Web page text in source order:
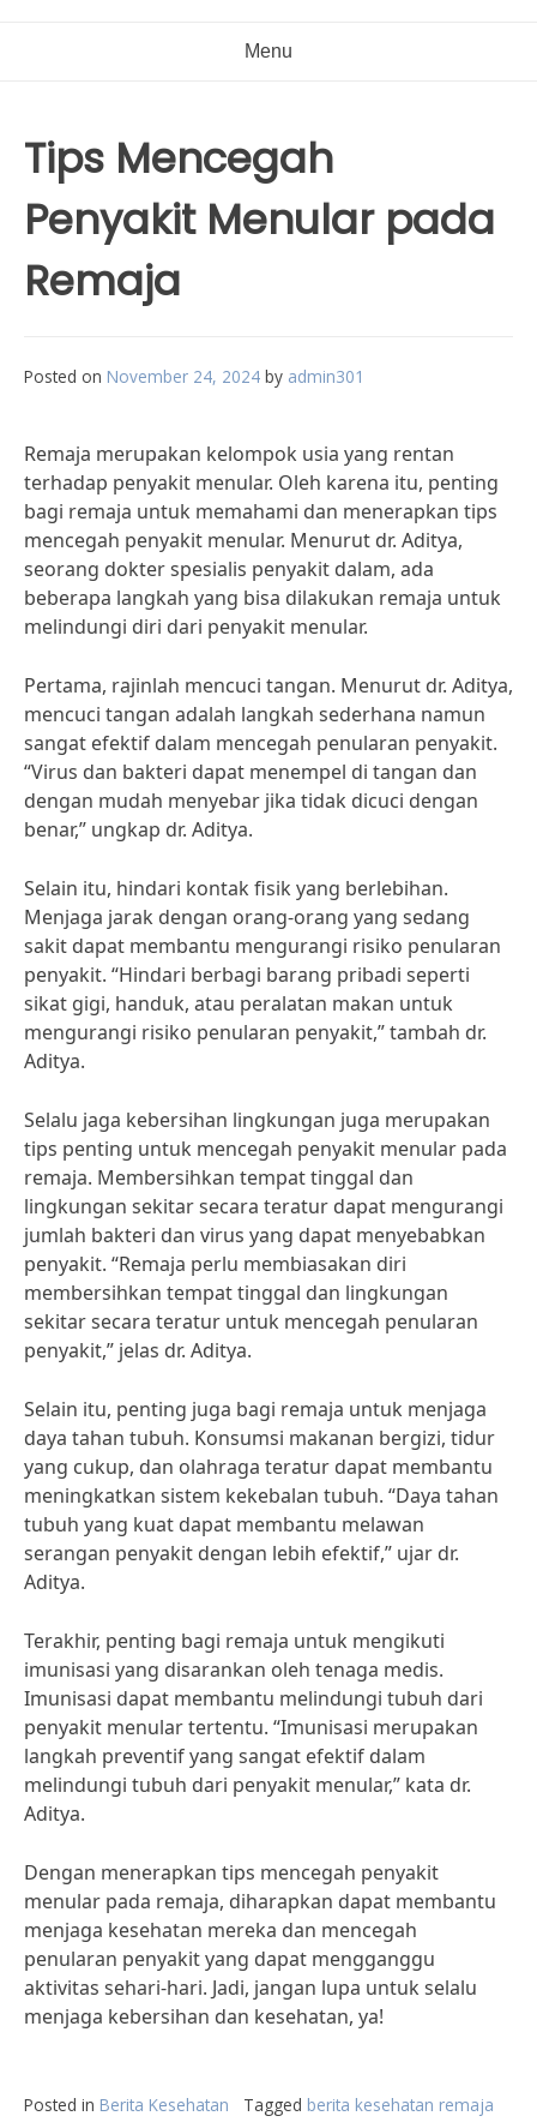
Menu
Tips Mencegah
Penyakit Menular pada
Remaja
Posted on November 24, 2024 by admin301
Remaja merupakan kelompok usia yang rentan
terhadap penyakit menular. Oleh karena itu, penting
bagi remaja untuk memahami dan menerapkan tips
mencegah penyakit menular. Menurut dr. Aditya,
seorang dokter spesialis penyakit dalam, ada
beberapa langkah yang bisa dilakukan remaja untuk
melindungi diri dari penyakit menular.
Pertama, rajinlah mencuci tangan. Menurut dr. Aditya,
mencuci tangan adalah langkah sederhana namun
sangat efektif dalam mencegah penularan penyakit.
“Virus dan bakteri dapat menempel di tangan dan
dengan mudah menyebar jika tidak dicuci dengan
benar,” ungkap dr. Aditya.
Selain itu, hindari kontak fisik yang berlebihan.
Menjaga jarak dengan orang-orang yang sedang
sakit dapat membantu mengurangi risiko penularan
penyakit. “Hindari berbagi barang pribadi seperti
sikat gigi, handuk, atau peralatan makan untuk
mengurangi risiko penularan penyakit,” tambah dr.
Aditya.
Selalu jaga kebersihan lingkungan juga merupakan
tips penting untuk mencegah penyakit menular pada
remaja. Membersihkan tempat tinggal dan
lingkungan sekitar secara teratur dapat mengurangi
jumlah bakteri dan virus yang dapat menyebabkan
penyakit. “Remaja perlu membiasakan diri
membersihkan tempat tinggal dan lingkungan
sekitar secara teratur untuk mencegah penularan
penyakit,” jelas dr. Aditya.
Selain itu, penting juga bagi remaja untuk menjaga
daya tahan tubuh. Konsumsi makanan bergizi, tidur
yang cukup, dan olahraga teratur dapat membantu
meningkatkan sistem kekebalan tubuh. “Daya tahan
tubuh yang kuat dapat membantu melawan
serangan penyakit dengan lebih efektif,” ujar dr.
Aditya.
Terakhir, penting bagi remaja untuk mengikuti
imunisasi yang disarankan oleh tenaga medis.
Imunisasi dapat membantu melindungi tubuh dari
penyakit menular tertentu. “Imunisasi merupakan
langkah preventif yang sangat efektif dalam
melindungi tubuh dari penyakit menular,” kata dr.
Aditya.
Dengan menerapkan tips mencegah penyakit
menular pada remaja, diharapkan dapat membantu
menjaga kesehatan mereka dan mencegah
penularan penyakit yang dapat mengganggu
aktivitas sehari-hari. Jadi, jangan lupa untuk selalu
menjaga kebersihan dan kesehatan, ya!
Posted in Berita Kesehatan Tagged berita kesehatan remaja